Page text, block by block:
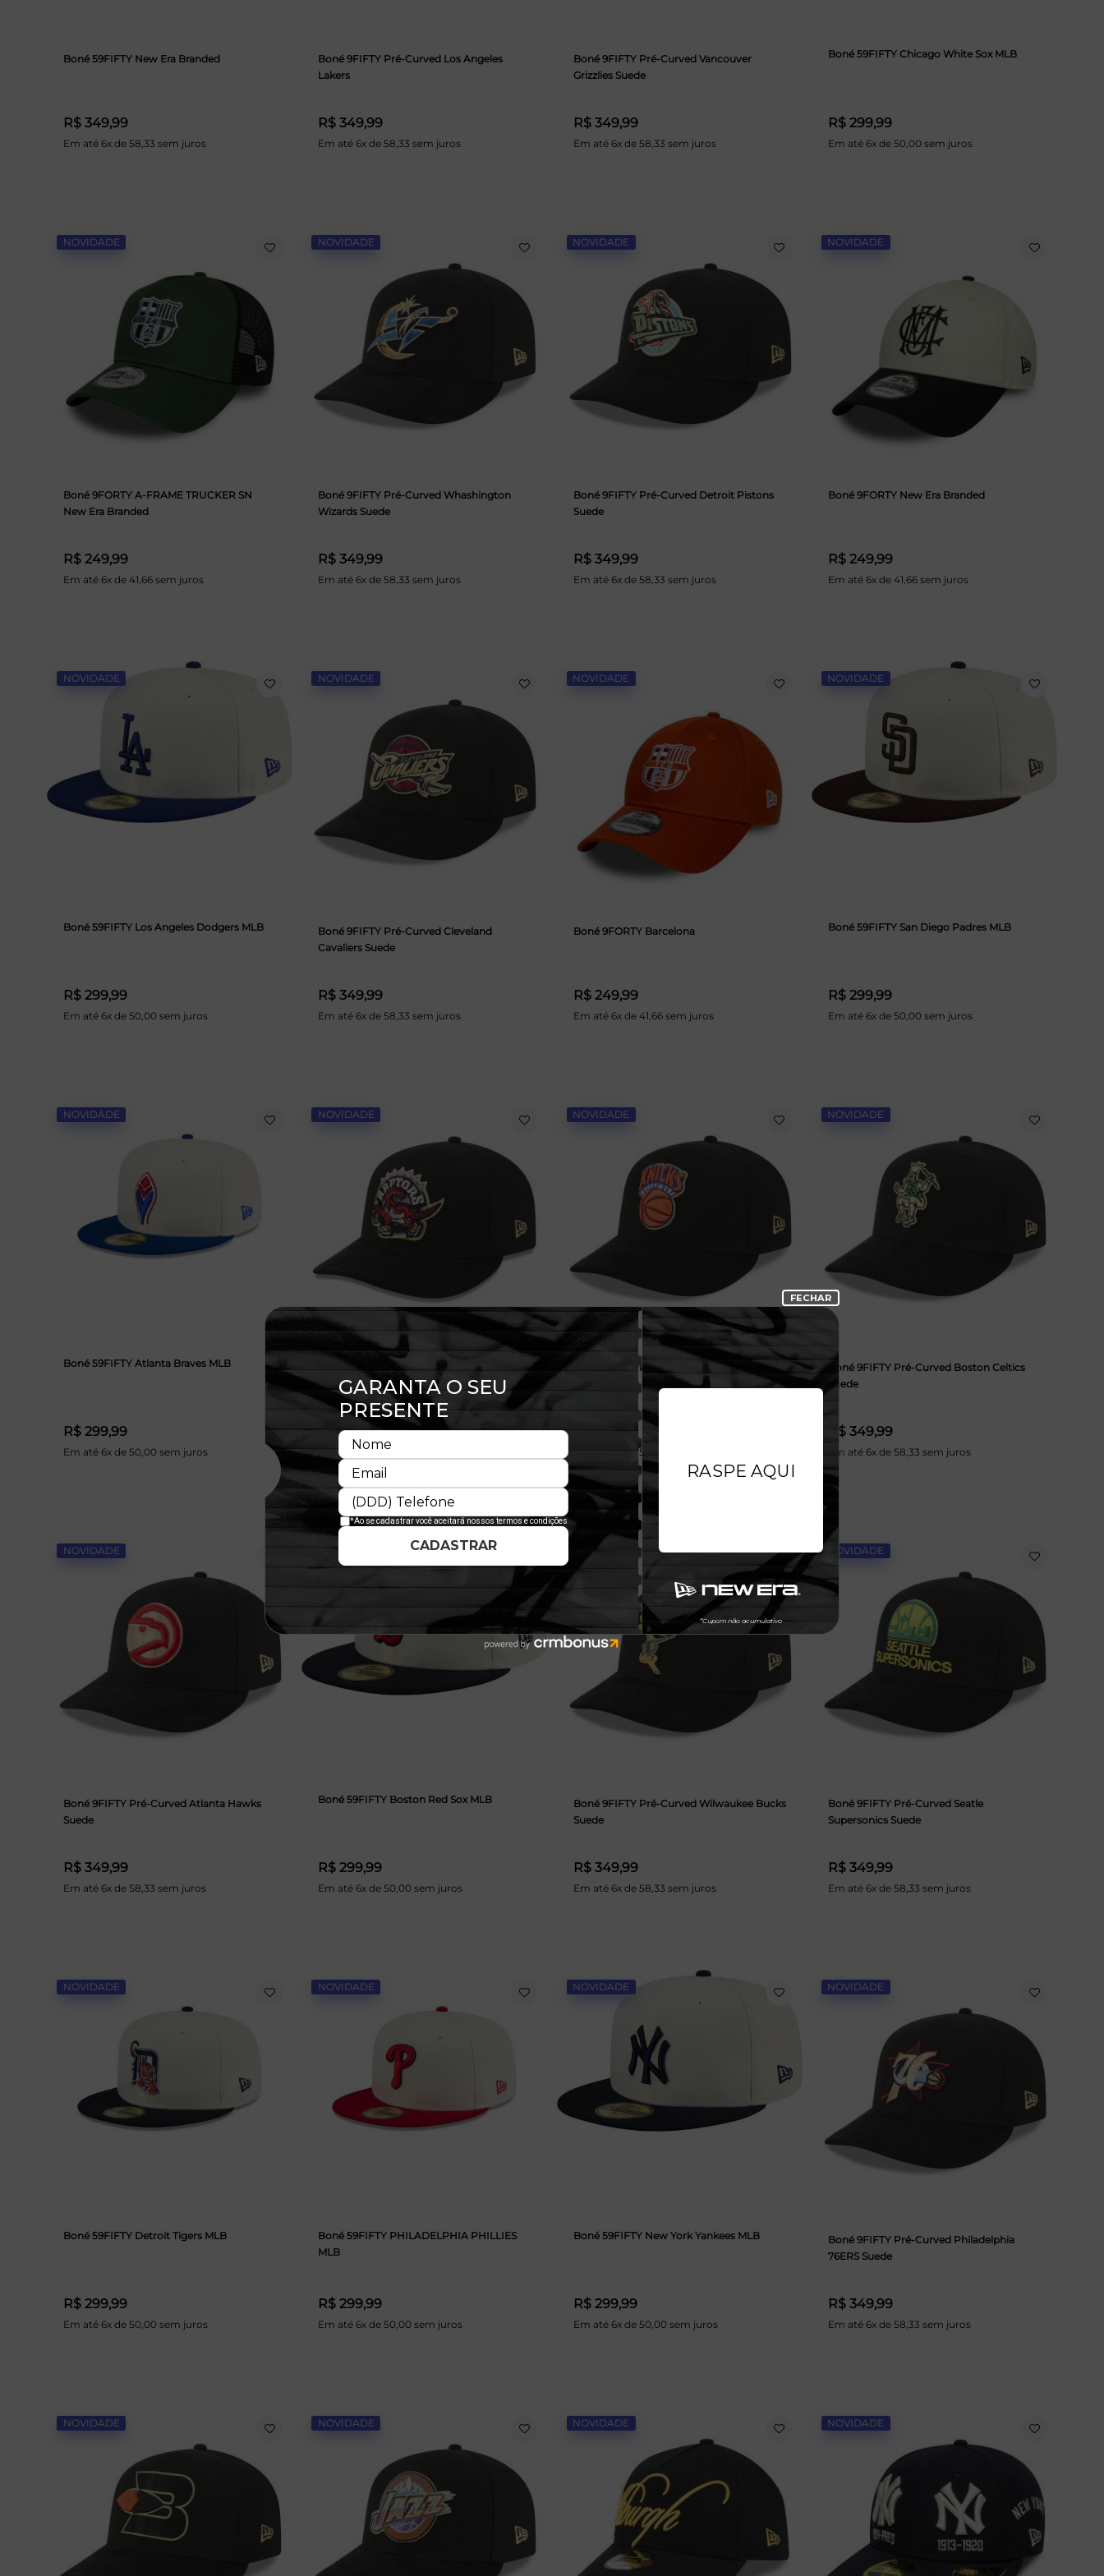
Boné 59FIFTY New Era Branded
R$ 349,99
Em até 6x de 58,33 sem juros
Boné 9FIFTY Pré-Curved Los Angeles
Lakers
R$ 349,99
Em até 6x de 58,33 sem juros
Boné 9FIFTY Pré-Curved Vancouver
Grizzlies Suede
R$ 349,99
Em até 6x de 58,33 sem juros
Boné 59FIFTY Chicago White Sox MLB
R$ 299,99
Em até 6x de 50,00 sem juros
NOVIDADE
Boné 9FORTY A-FRAME TRUCKER SN
New Era Branded
R$ 249,99
Em até 6x de 41,66 sem juros
NOVIDADE
Boné 9FIFTY Pré-Curved Whashington
Wizards Suede
R$ 349,99
Em até 6x de 58,33 sem juros
NOVIDADE
Boné 9FIFTY Pré-Curved Detroit Pistons
Suede
R$ 349,99
Em até 6x de 58,33 sem juros
NOVIDADE
Boné 9FORTY New Era Branded
R$ 249,99
Em até 6x de 41,66 sem juros
NOVIDADE
Boné 59FIFTY Los Angeles Dodgers MLB
R$ 299,99
Em até 6x de 50,00 sem juros
NOVIDADE
Boné 9FIFTY Pré-Curved Cleveland
Cavaliers Suede
R$ 349,99
Em até 6x de 58,33 sem juros
NOVIDADE
Boné 9FORTY Barcelona
R$ 249,99
Em até 6x de 41,66 sem juros
NOVIDADE
Boné 59FIFTY San Diego Padres MLB
R$ 299,99
Em até 6x de 50,00 sem juros
NOVIDADE
Boné 59FIFTY Atlanta Braves MLB
R$ 299,99
Em até 6x de 50,00 sem juros
NOVIDADE
Boné 9FIFTY Pré-Curved Toronto Raptors
Suede
R$ 349,99
Em até 6x de 58,33 sem juros
NOVIDADE
Boné 9FIFTY Pré-Curved New York Knicks
Em até 6x de 58,33 sem juros
NOVIDADE
Boné 9FIFTY Pré-Curved Boston Celtics
Suede
R$ 349,99
Em até 6x de 58,33 sem juros
NOVIDADE
Boné 9FIFTY Pré-Curved Atlanta Hawks
Suede
R$ 349,99
Em até 6x de 58,33 sem juros
NOVIDADE
Boné 59FIFTY Boston Red Sox MLB
R$ 299,99
Em até 6x de 50,00 sem juros
NOVIDADE
Boné 9FIFTY Pré-Curved Wilwaukee Bucks
Suede
R$ 349,99
Em até 6x de 58,33 sem juros
NOVIDADE
Boné 9FIFTY Pré-Curved Seatle
Supersonics Suede
R$ 349,99
Em até 6x de 58,33 sem juros
NOVIDADE
Boné 59FIFTY Detroit Tigers MLB
R$ 299,99
Em até 6x de 50,00 sem juros
NOVIDADE
Boné 59FIFTY PHILADELPHIA PHILLIES
MLB
R$ 299,99
Em até 6x de 50,00 sem juros
NOVIDADE
Boné 59FIFTY New York Yankees MLB
R$ 299,99
Em até 6x de 50,00 sem juros
NOVIDADE
Boné 9FIFTY Pré-Curved Philadelphia
76ERS Suede
R$ 349,99
Em até 6x de 58,33 sem juros
NOVIDADE NOVIDADE NOVIDADE NOVIDADE